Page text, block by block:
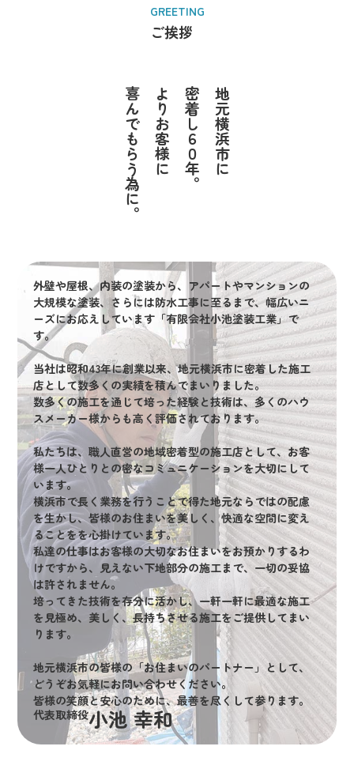
ご挨拶
GREETING
地元横浜市に
密着し６０年。
よりお客様に
喜んでもらう為に。
外壁や屋根、内装の塗装から、アパートやマンションの
大規模な塗装、さらには防水工事に至るまで、幅広いニ
ーズにお応えしています「有限会社小池塗装工業」で
す。
当社は昭和43年に創業以来、地元横浜市に密着した施工
店として数多くの実績を積んでまいりました。
数多くの施工を通じて培った経験と技術は、多くのハウ
スメーカー様からも高く評価されております。
私たちは、職人直営の地域密着型の施工店として、お客
様一人ひとりとの密なコミュニケーションを大切にして
います。
横浜市で長く業務を行うことで得た地元ならではの配慮
を生かし、皆様のお住まいを美しく、快適な空間に変え
ることをを心掛けています。
私達の仕事はお客様の大切なお住まいをお預かりするわ
けですから、見えない下地部分の施工まで、一切の妥協
は許されません。
培ってきた技術を存分に活かし、一軒一軒に最適な施工
を見極め、美しく、長持ちさせる施工をご提供してまい
ります。
地元横浜市の皆様の「お住まいのパートナー」として、
どうぞお気軽にお問い合わせください。
皆様の笑顔と安心のために、最善を尽くして参ります。
代表取締役小池 幸和